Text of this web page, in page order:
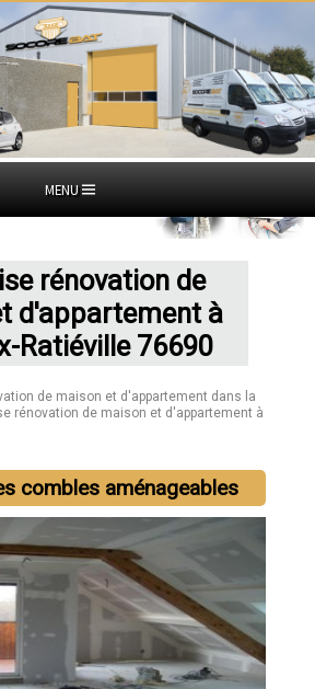
MENU
rénovation de
d'appartement à
Ratiéville 76690
de maison et d'appartement dans la
rénovation de maison et d'appartement à
combles aménageables